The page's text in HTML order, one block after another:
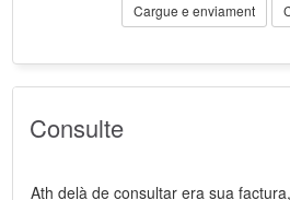
Cargue e enviament
Consulte
Ath delà de consultar era sua